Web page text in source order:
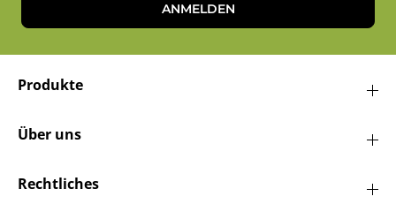
ANMELDEN
Produkte
Über uns
Rechtliches